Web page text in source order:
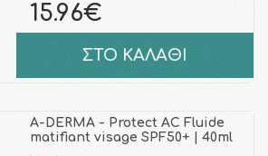
15.96€
ΣΤΟ ΚΑΛΑΘΙ
A-DERMA - Protect AC Fluide
matifiant visage SPF50+ | 40ml